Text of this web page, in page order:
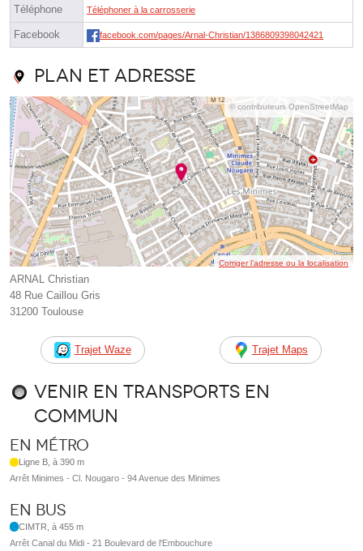
Téléphone Téléphoner à la carrosserie
Facebook facebook.com/pages/Arnal-Christian/1386809398042421
Plan et adresse
© contributeurs OpenStreetMap
Corriger l’adresse ou la localisation
ARNAL Christian
48 Rue Caillou Gris
31200 Toulouse
Trajet Waze Trajet Maps
Venir en transports en
commun
En métro
Ligne B, à 390 m
Arrêt Minimes - Cl. Nougaro - 94 Avenue des Minimes
En bus
CIMTR, à 455 m
Arrêt Canal du Midi - 21 Boulevard de l'Embouchure